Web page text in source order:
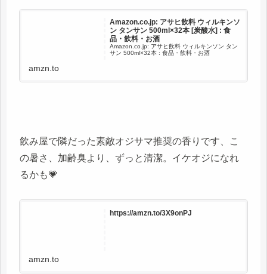
Amazon.co.jp: アサヒ飲料 ウィルキンソ
ン タンサン 500ml×32本 [炭酸水] : 食
品・飲料・お酒
Amazon.co.jp: アサヒ飲料 ウィルキンソン タン
サン 500ml×32本 : 食品・飲料・お酒
amzn.to
飲み屋で隣だった素敵オジサマ推奨の香りです、こ
の暑さ、加齢臭より、ずっと清潔。イケオジになれ
るかも💗
https://amzn.to/3X9onPJ
amzn.to